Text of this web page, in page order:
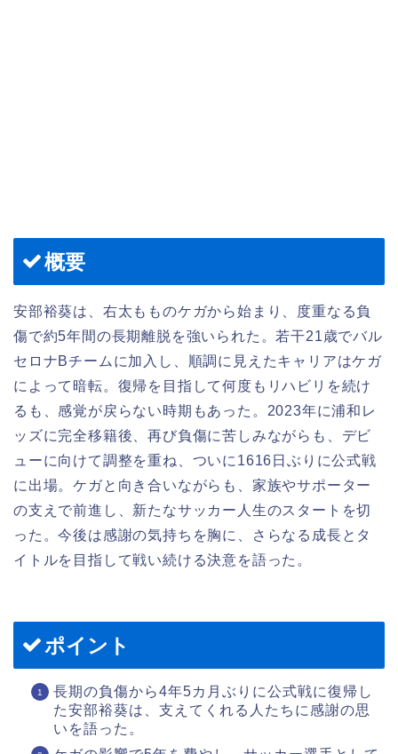
概要
安部裕葵は、右太もものケガから始まり、度重なる負
傷で約5年間の長期離脱を強いられた。若干21歳でバル
セロナBチームに加入し、順調に見えたキャリアはケガ
によって暗転。復帰を目指して何度もリハビリを続け
るも、感覚が戻らない時期もあった。2023年に浦和レ
ッズに完全移籍後、再び負傷に苦しみながらも、デビ
ューに向けて調整を重ね、ついに1616日ぶりに公式戦
に出場。ケガと向き合いながらも、家族やサポーター
の支えで前進し、新たなサッカー人生のスタートを切
った。今後は感謝の気持ちを胸に、さらなる成長とタ
イトルを目指して戦い続ける決意を語った。
ポイント
長期の負傷から4年5カ月ぶりに公式戦に復帰し
た安部裕葵は、支えてくれる人たちに感謝の思
いを語った。